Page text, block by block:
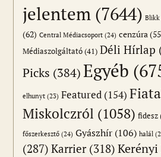
jelentem (7644) Blikk
(62) Central Médiacsoport (24) cenzúra
Médiaszolgáltató(41) Déli Hírlap
Picks (384)Egyéb
elhunyt (23) Featured (154)
Miskolczról (1058) fidesz
főszerkesztő (24) Gyászhír (106) halál
(287) Karrier(318) Kerényi